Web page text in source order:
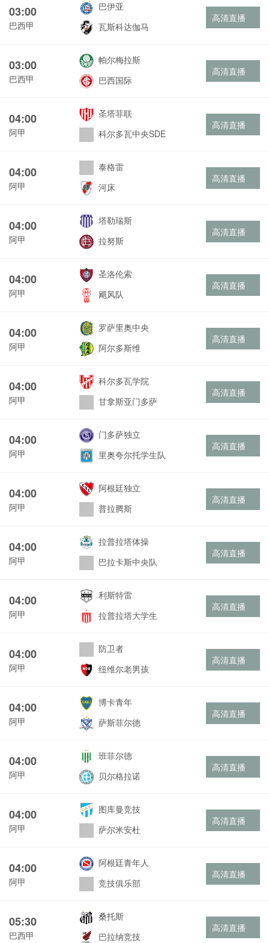
03:00
巴西甲
巴伊亚
瓦斯科达伽马
高清直播
03:00
巴西甲
帕尔梅拉斯
巴西国际
高清直播
04:00
阿甲
圣塔菲联
科尔多瓦中央SDE
高清直播
04:00
阿甲
泰格雷
河床
高清直播
04:00
阿甲
塔勒瑞斯
拉努斯
高清直播
04:00
阿甲
圣洛伦索
飓风队
高清直播
04:00
阿甲
罗萨里奥中央
阿尔多斯维
高清直播
04:00
阿甲
科尔多瓦学院
甘拿斯亚门多萨
高清直播
04:00
阿甲
门多萨独立
里奥夸尔托学生队
高清直播
04:00
阿甲
阿根廷独立
普拉腾斯
高清直播
04:00
阿甲
拉普拉塔体操
巴拉卡斯中央队
高清直播
04:00
阿甲
利斯特雷
拉普拉塔大学生
高清直播
04:00
阿甲
防卫者
纽维尔老男孩
高清直播
04:00
阿甲
博卡青年
萨斯菲尔德
高清直播
04:00
阿甲
班菲尔德
贝尔格拉诺
高清直播
04:00
阿甲
图库曼竞技
萨尔米安杜
高清直播
04:00
阿甲
阿根廷青年人
竞技俱乐部
高清直播
05:30
巴西甲
桑托斯
巴拉纳竞技
高清直播